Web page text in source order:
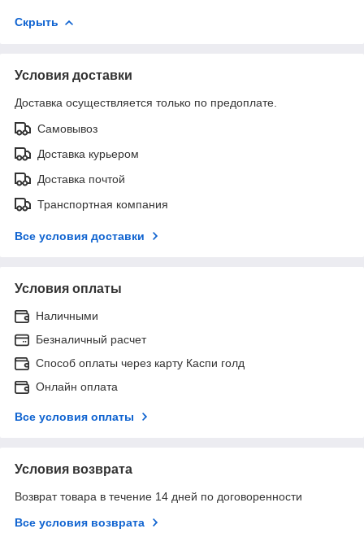
Скрыть
Условия доставки
Доставка осуществляется только по предоплате.
Самовывоз
Доставка курьером
Доставка почтой
Транспортная компания
Все условия доставки
Условия оплаты
Наличными
Безналичный расчет
Способ оплаты через карту Каспи голд
Онлайн оплата
Все условия оплаты
Условия возврата
Возврат товара в течение 14 дней по договоренности
Все условия возврата